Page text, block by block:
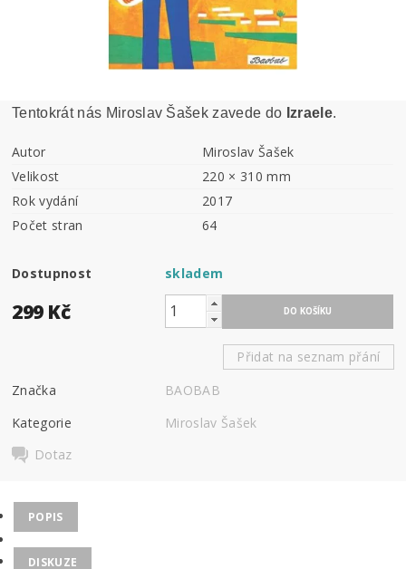
Tentokrát nás Miroslav Šašek zavede do Izraele.
Autor
Miroslav Šašek
Velikost
220 × 310 mm
Rok vydání
2017
Počet stran
64
Dostupnost skladem
299 Kč
Přidat na seznam přání
Značka
BAOBAB
Kategorie
Miroslav Šašek
Dotaz
POPIS
DISKUZE